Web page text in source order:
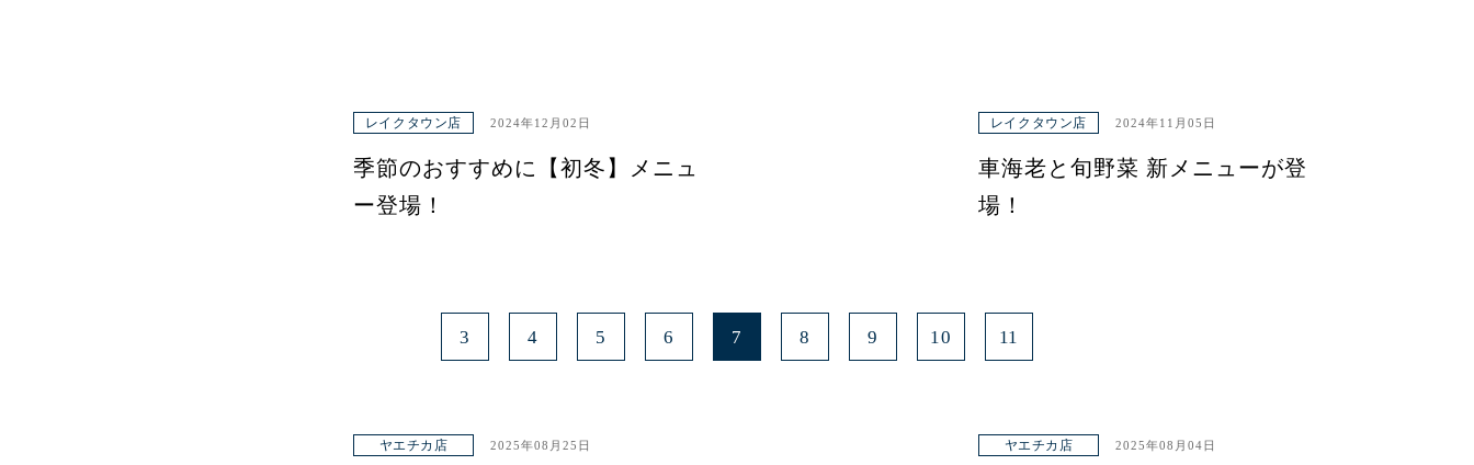
レイクタウン店 2024年12月02日
季節のおすすめに【初冬】メニュ
ー登場！
レイクタウン店 2024年11月05日
車海老と旬野菜 新メニューが登
場！
3 4 5 6 7 8 9 10 11
ヤエチカ店 2025年08月25日 ヤエチカ店 2025年08月04日